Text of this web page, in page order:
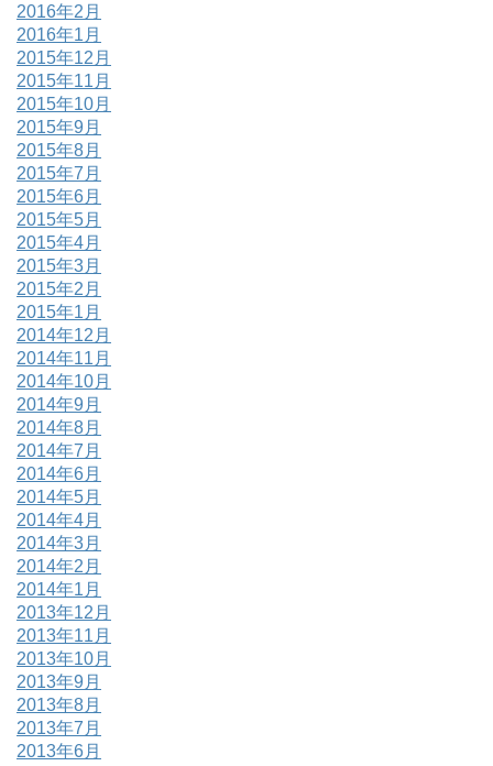
2016年2月
2016年1月
2015年12月
2015年11月
2015年10月
2015年9月
2015年8月
2015年7月
2015年6月
2015年5月
2015年4月
2015年3月
2015年2月
2015年1月
2014年12月
2014年11月
2014年10月
2014年9月
2014年8月
2014年7月
2014年6月
2014年5月
2014年4月
2014年3月
2014年2月
2014年1月
2013年12月
2013年11月
2013年10月
2013年9月
2013年8月
2013年7月
2013年6月